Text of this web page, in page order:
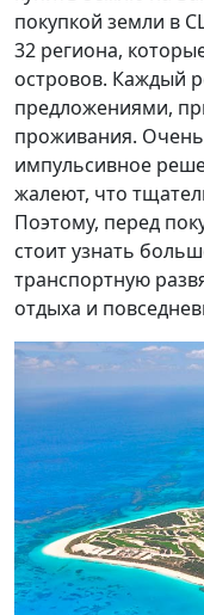
покупкой земли в
32 региона,
островов. Каждый
предложениями,
проживания.
импульсивное
жалеют, что
Поэтому, перед
стоит узнать
транспортную
отдыха и